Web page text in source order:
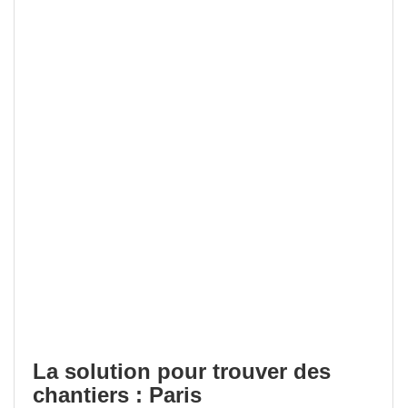
La solution pour trouver des
chantiers : Paris